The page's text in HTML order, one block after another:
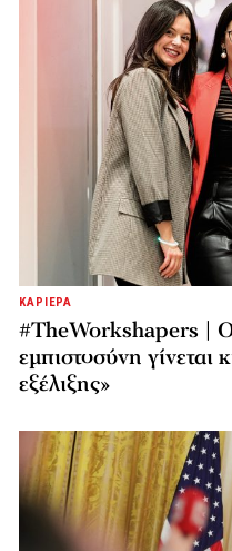
ΚΑΡΙΕΡΑ
#TheWorkshapers |
εμπιστοσύνη γίνεται
εξέλιξης»